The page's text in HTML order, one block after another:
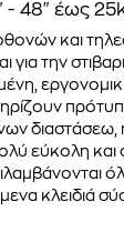
- 48" έως
και
για την
διαστάσεω,
εύκολη
κλειδιά